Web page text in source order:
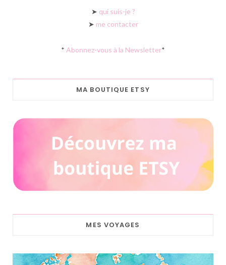
➤ qui suis-je ?
➤ me contacter
* Abonnez-vous à la Newsletter*
MA BOUTIQUE ETSY
MES VOYAGES